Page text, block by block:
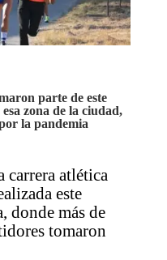
parte de este
zona de la ciudad,
la pandemia
atlética
este
donde más de
tomaron